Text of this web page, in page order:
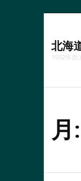
北海
1952年
月: